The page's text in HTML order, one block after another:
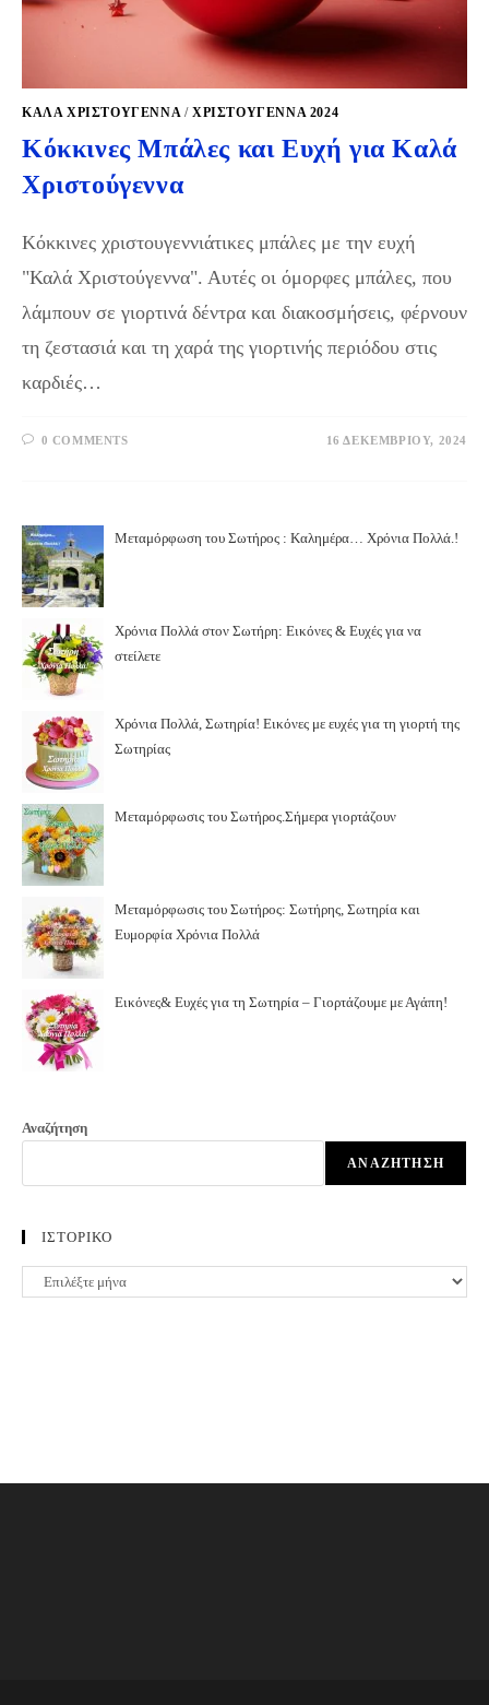
ΚΑΛΆ ΧΡΙΣΤΟΎΓΕΝΝΑ/ΧΡΙΣΤΟΥΓΕΝΝΑ 2024
Κόκκινες Μπάλες και Ευχή για Καλά
Χριστούγεννα
Κόκκινες χριστουγεννιάτικες μπάλες με την ευχή
"Καλά Χριστούγεννα". Αυτές οι όμορφες μπάλες, που
λάμπουν σε γιορτινά δέντρα και διακοσμήσεις, φέρνουν
τη ζεστασιά και τη χαρά της γιορτινής περιόδου στις
καρδιές…
0 COMMENTS 16 ΔΕΚΕΜΒΡΊΟΥ, 2024
Μεταμόρφωση του Σωτήρος : Καλημέρα… Χρόνια Πολλά.!
Χρόνια Πολλά στον Σωτήρη: Εικόνες & Ευχές για να
στείλετε
Χρόνια Πολλά, Σωτηρία! Εικόνες με ευχές για τη γιορτή της
Σωτηρίας
Μεταμόρφωσις του Σωτήρος.Σήμερα γιορτάζουν
Μεταμόρφωσις του Σωτήρος: Σωτήρης, Σωτηρία και
Ευμορφία Χρόνια Πολλά
Εικόνες& Ευχές για τη Σωτηρία – Γιορτάζουμε με Αγάπη!
Αναζήτηση
ΑΝΑΖΉΤΗΣΗ
ΙΣΤΟΡΙΚΟ
ΙΣΤΟΡΙΚΟ